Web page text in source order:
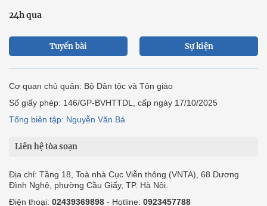
24h qua
Tuyến bài Sự kiện
Cơ quan chủ quản: Bộ Dân tộc và Tôn giáo
Số giấy phép: 146/GP-BVHTTDL, cấp ngày 17/10/2025
Tổng biên tập: Nguyễn Văn Bá
Liên hệ tòa soạn
Địa chỉ: Tầng 18, Toà nhà Cục Viễn thông (VNTA), 68 Dương
Đình Nghệ, phường Cầu Giấy, TP. Hà Nội.
Điện thoại: 02439369898 - Hotline: 0923457788